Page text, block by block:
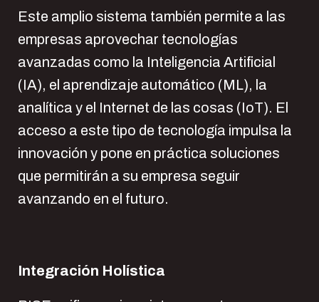
Este amplio sistema también permite a las
empresas aprovechar tecnologías
avanzadas como la Inteligencia Artificial
(IA), el aprendizaje automático (ML), la
analítica y el Internet de las cosas (IoT). El
acceso a este tipo de tecnología impulsa la
innovación y pone en práctica soluciones
que permitirán a su empresa seguir
avanzando en el futuro.
Integración Holística